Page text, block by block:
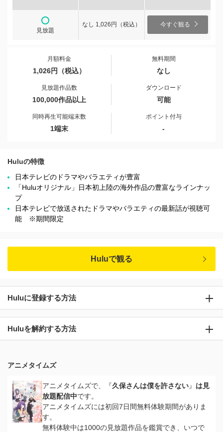
見放題
なし 1,026円（税込） 今すぐ観る
月額料金
1,026円（税込）
無料期間
なし
見放題作品数
100,000作品以上
ダウンロード
可能
同時再生可能端末数
1端末
ポイント付与
-
Huluの特徴
日本テレビのドラマやバラエティが豊富
「Huluオリジナル」日本初上陸の海外作品の豊富なラインナッ
プ
日本テレビで放送されたドラマやバラエティの最新話が視聴可
能 ※期間限定
Huluで観る
Huluに登録する方法
Huluを解約する方法
アニメタイムズ
アニメタイムズで、『久保さんは僕を許さない』 は見
放題配信中です。
アニメタイムズには初回7日間無料体験期間がありま
す。
無料体験中は1000の見放題作品を鑑賞でき、いつで